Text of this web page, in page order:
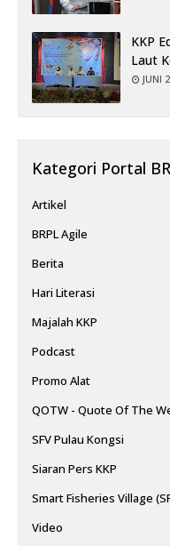
KKP
Laut
JUNI
Kategori Portal
Artikel
BRPL Agile
Berita
Hari Literasi
Majalah KKP
Podcast
Promo Alat
QOTW - Quote Of The
SFV Pulau Kongsi
Siaran Pers KKP
Smart Fisheries Village
Video